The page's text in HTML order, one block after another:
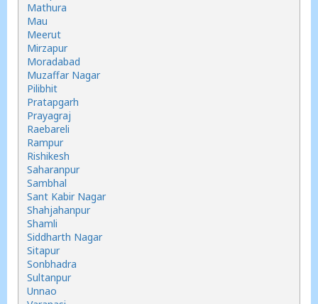
Mathura
Mau
Meerut
Mirzapur
Moradabad
Muzaffar Nagar
Pilibhit
Pratapgarh
Prayagraj
Raebareli
Rampur
Rishikesh
Saharanpur
Sambhal
Sant Kabir Nagar
Shahjahanpur
Shamli
Siddharth Nagar
Sitapur
Sonbhadra
Sultanpur
Unnao